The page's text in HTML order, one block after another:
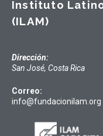
Instituto
(ILAM)
Dirección:
San José, Costa Rica
Correo:
info@fundacionilam.org